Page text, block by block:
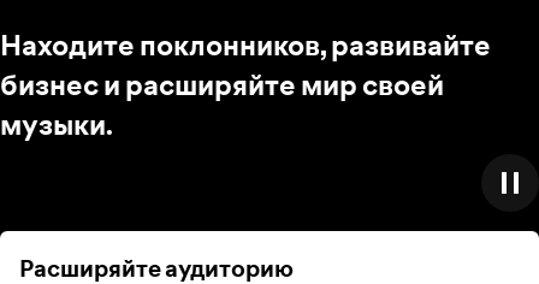
Находите поклонников, развивайте
бизнес и расширяйте мир своей
музыки.
Расширяйте аудиторию
Расширяйте аудиторию